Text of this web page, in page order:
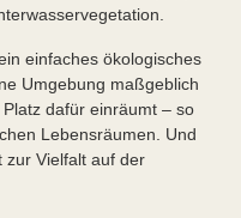
einfaches ökologisches
Umgebung maßgeblich
dafür einräumt – so
Lebensräumen. Und
zur Vielfalt auf der